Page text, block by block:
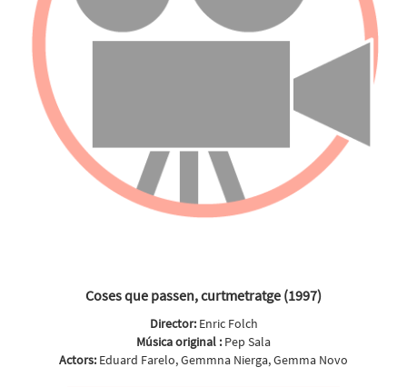
Coses que passen, curtmetratge (1997)
Director: Enric Folch
Música original : Pep Sala
Actors: Eduard Farelo, Gemmna Nierga, Gemma Novo